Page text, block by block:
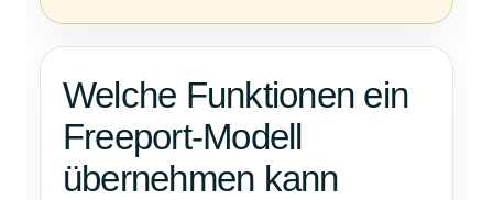
Welche Funktionen ein
Freeport-Modell
übernehmen kann